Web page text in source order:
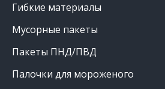
Гибкие материалы
Мусорные пакеты
Пакеты ПНД/ПВД
Палочки для мороженого